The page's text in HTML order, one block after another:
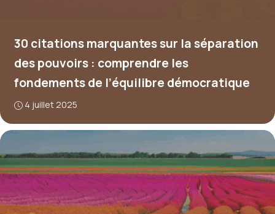
30 citations marquantes sur la séparation
des pouvoirs : comprendre les
fondements de l’équilibre démocratique
4 juillet 2025